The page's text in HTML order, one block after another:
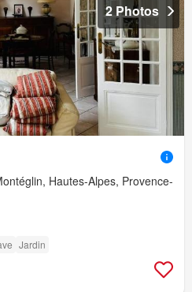
2 Photos
Hautes-Alpes, Provence-
Jardin